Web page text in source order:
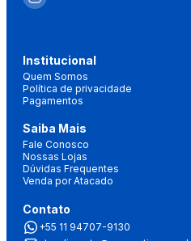
Institucional
Quem Somos
Política de privacidade
Pagamentos
Saiba Mais
Fale Conosco
Nossas Lojas
Dúvidas Frequentes
Venda por Atacado
Contato
+55 11 94707-9130